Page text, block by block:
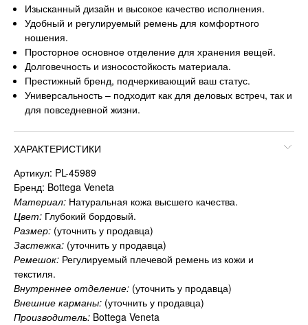
Изысканный дизайн и высокое качество исполнения.
Удобный и регулируемый ремень для комфортного
ношения.
Просторное основное отделение для хранения вещей.
Долговечность и износостойкость материала.
Престижный бренд, подчеркивающий ваш статус.
Универсальность – подходит как для деловых встреч, так и
для повседневной жизни.
ХАРАКТЕРИСТИКИ
Артикул: PL-45989
Бренд: Bottega Veneta
Материал: Натуральная кожа высшего качества.
Цвет: Глубокий бордовый.
Размер: (уточнить у продавца)
Застежка: (уточнить у продавца)
Ремешок: Регулируемый плечевой ремень из кожи и
текстиля.
Внутреннее отделение: (уточнить у продавца)
Внешние карманы: (уточнить у продавца)
Производитель: Bottega Veneta